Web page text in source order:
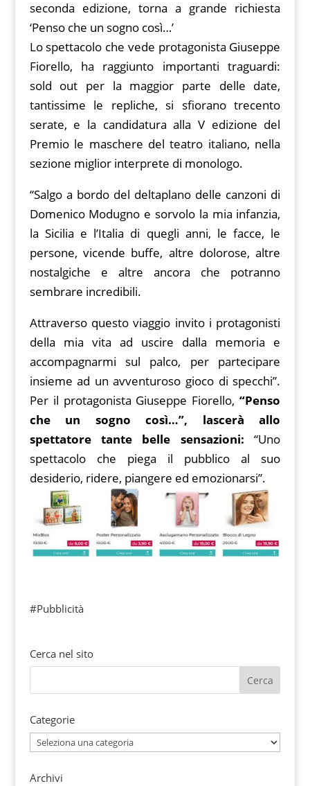
seconda edizione, torna a grande richiesta
‘Penso che un sogno così…’
Lo spettacolo che vede protagonista Giuseppe
Fiorello, ha raggiunto importanti traguardi:
sold out per la maggior parte delle date,
tantissime le repliche, si sfiorano trecento
serate, e la candidatura alla V edizione del
Premio le maschere del teatro italiano, nella
sezione miglior interprete di monologo.
“Salgo a bordo del deltaplano delle canzoni di
Domenico Modugno e sorvolo la mia infanzia,
la Sicilia e l’Italia di quegli anni, le facce, le
persone, vicende buffe, altre dolorose, altre
nostalgiche e altre ancora che potranno
sembrare incredibili.
Attraverso questo viaggio invito i protagonisti
della mia vita ad uscire dalla memoria e
accompagnarmi sul palco, per partecipare
insieme ad un avventuroso gioco di specchi”.
Per il protagonista Giuseppe Fiorello,“Penso
che un sogno così…”, lascerà allo
spettatore tante belle sensazioni:“Uno
spettacolo che piega il pubblico al suo
desiderio, ridere, piangere ed emozionarsi”.
#Pubblicità
Cerca nel sito
Categorie
Categorie
Archivi